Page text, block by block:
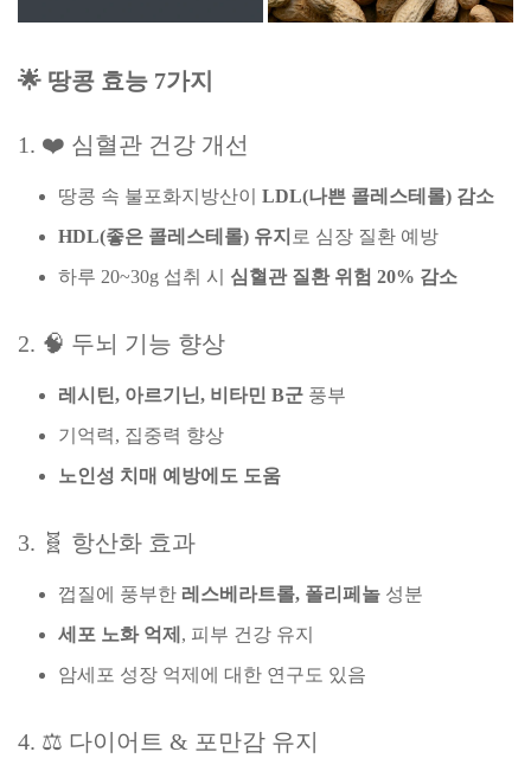
🌟 땅콩 효능 7가지
1. ❤️ 심혈관 건강 개선
땅콩 속 불포화지방산이 LDL(나쁜 콜레스테롤) 감소
HDL(좋은 콜레스테롤) 유지 로 심장 질환 예방
하루 20~30g 섭취 시 심혈관 질환 위험 20% 감소
2. 🧠 두뇌 기능 향상
레시틴, 아르기닌, 비타민 B군 풍부
기억력, 집중력 향상
노인성 치매 예방에도 도움
3. 🧬 항산화 효과
껍질에 풍부한 레스베라트롤, 폴리페놀 성분
세포 노화 억제 , 피부 건강 유지
암세포 성장 억제에 대한 연구도 있음
4. ⚖️ 다이어트 & 포만감 유지